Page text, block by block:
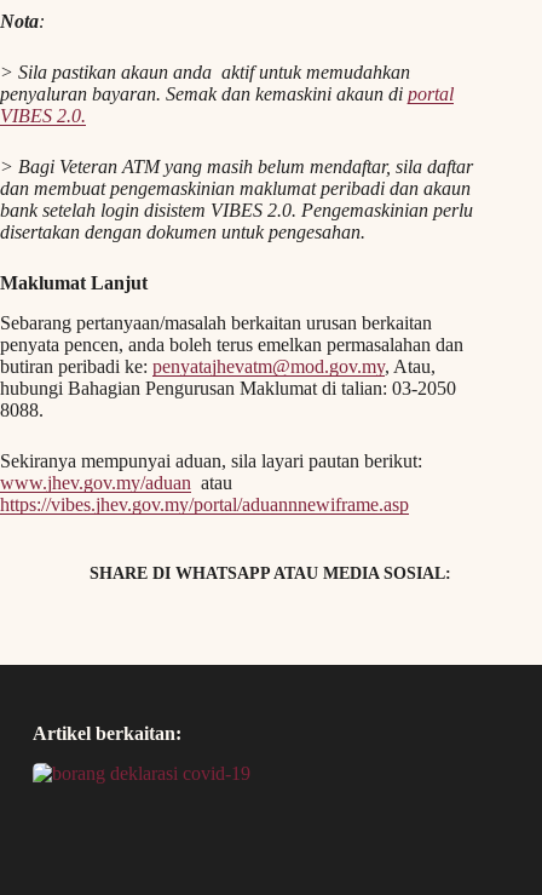
Nota:
> Sila pastikan akaun anda aktif untuk memudahkan
penyaluran bayaran. Semak dan kemaskini akaun di portal
VIBES 2.0.
> Bagi Veteran ATM yang masih belum mendaftar, sila daftar
dan membuat pengemaskinian maklumat peribadi dan akaun
bank setelah login disistem VIBES 2.0. Pengemaskinian perlu
disertakan dengan dokumen untuk pengesahan.
Maklumat Lanjut
Sebarang pertanyaan/masalah berkaitan urusan berkaitan
penyata pencen, anda boleh terus emelkan permasalahan dan
butiran peribadi ke: penyatajhevatm@mod.gov.my, Atau,
hubungi Bahagian Pengurusan Maklumat di talian: 03-2050
8088.
Sekiranya mempunyai aduan, sila layari pautan berikut:
www.jhev.gov.my/aduan atau
https://vibes.jhev.gov.my/portal/aduannnewiframe.asp
SHARE DI WHATSAPP ATAU MEDIA SOSIAL:
Artikel berkaitan: